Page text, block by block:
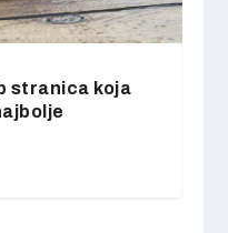
stranica koja